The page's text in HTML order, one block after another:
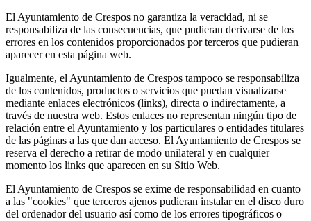
El Ayuntamiento de Crespos no garantiza la veracidad, ni se
responsabiliza de las consecuencias, que pudieran derivarse de los
errores en los contenidos proporcionados por terceros que pudieran
aparecer en esta página web.
Igualmente, el Ayuntamiento de Crespos tampoco se responsabiliza
de los contenidos, productos o servicios que puedan visualizarse
mediante enlaces electrónicos (links), directa o indirectamente, a
través de nuestra web. Estos enlaces no representan ningún tipo de
relación entre el Ayuntamiento y los particulares o entidades titulares
de las páginas a las que dan acceso. El Ayuntamiento de Crespos se
reserva el derecho a retirar de modo unilateral y en cualquier
momento los links que aparecen en su Sitio Web.
El Ayuntamiento de Crespos se exime de responsabilidad en cuanto
a las "cookies" que terceros ajenos pudieran instalar en el disco duro
del ordenador del usuario así como de los errores tipográficos o